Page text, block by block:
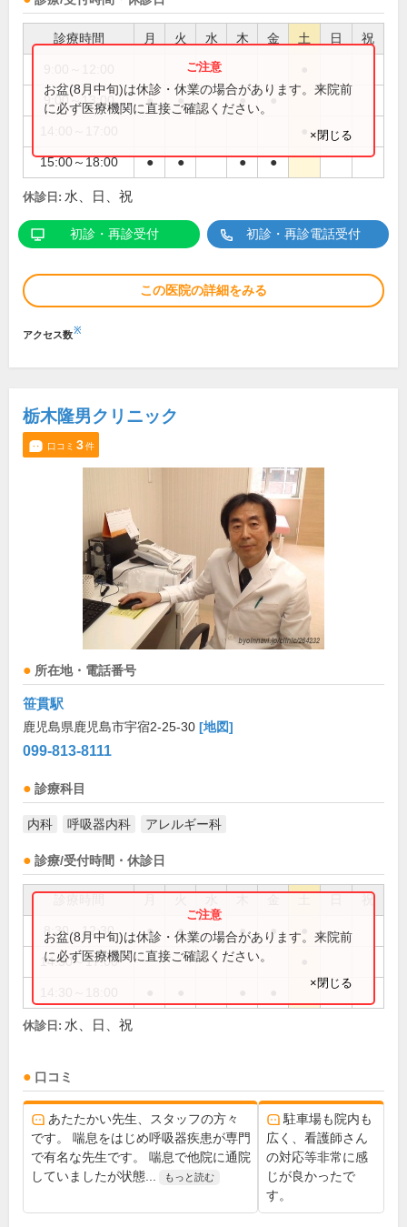
診療時間 月 火 水 木 金 土 日 祝
9:00～13:00 ● ● ● ●
15:00～18:00 ● ● ● ●
お盆(8月中旬)は休診・休業の場合があります。来院前
に必ず医療機関に直接ご確認ください。
×閉じる
休診日: 水、日、祝
初診・再診受付 初診・再診電話受付
この医院の詳細をみる
アクセス数※
栃木隆男クリニック
口コミ 3件
所在地・電話番号
笹貫駅
鹿児島県鹿児島市宇宿2-25-30 [地図]
099-813-8111
診療科目
内科 呼吸器内科 アレルギー科
診療/受付時間・休診日
祝
8:30～12:30 ● ● ● ●
14:30～17:00
お盆(8月中旬)は休診・休業の場合があります。来院前
に必ず医療機関に直接ご確認ください。
×閉じる
休診日: 水、日、祝
口コミ
あたたかい先生、スタッフの方々
です。 喘息をはじめ呼吸器疾患が専門
で有名な先生です。 喘息で他院に通院
していましたが状態...
もっと読む
駐車場も院内も
広く、看護師さん
の対応等非常に感
じが良かったで
す。